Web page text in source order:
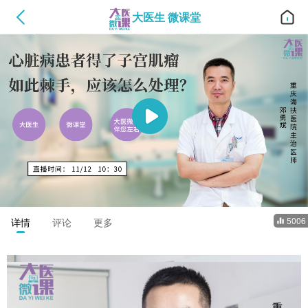
大医生 微课堂
1.0x
en
详情 评论 更多 5006